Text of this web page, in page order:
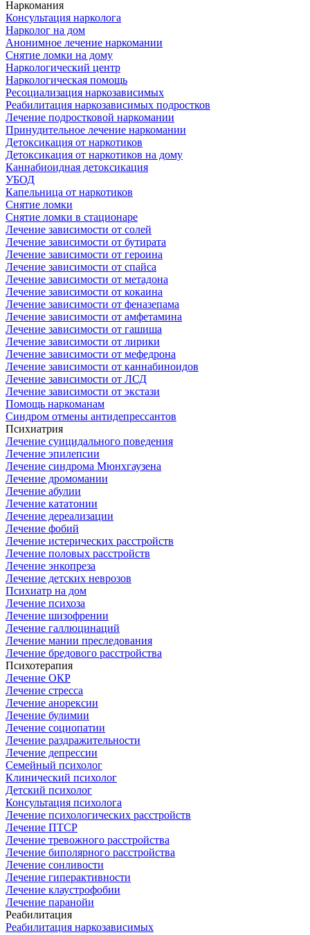
Наркомания
Консультация нарколога
Нарколог на дом
Анонимное лечение наркомании
Снятие ломки на дому
Наркологический центр
Наркологическая помощь
Ресоциализация наркозависимых
Реабилитация наркозависимых подростков
Лечение подростковой наркомании
Принудительное лечение наркомании
Детоксикация от наркотиков
Детоксикация от наркотиков на дому
Каннабиоидная детоксикация
УБОД
Капельница от наркотиков
Снятие ломки
Снятие ломки в стационаре
Лечение зависимости от солей
Лечение зависимости от бутирата
Лечение зависимости от героина
Лечение зависимости от спайса
Лечение зависимости от метадона
Лечение зависимости от кокаина
Лечение зависимости от феназепама
Лечение зависимости от амфетамина
Лечение зависимости от гашиша
Лечение зависимости от лирики
Лечение зависимости от мефедрона
Лечение зависимости от каннабиноидов
Лечение зависимости от ЛСД
Лечение зависимости от экстази
Помощь наркоманам
Синдром отмены антидепрессантов
Психиатрия
Лечение суицидального поведения
Лечение эпилепсии
Лечение синдрома Мюнхгаузена
Лечение дромомании
Лечение абулии
Лечение кататонии
Лечение дереализации
Лечение фобий
Лечение истерических расстройств
Лечение половых расстройств
Лечение энкопреза
Лечение детских неврозов
Психиатр на дом
Лечение психоза
Лечение шизофрении
Лечение галлюцинаций
Лечение мании преследования
Лечение бредового расстройства
Психотерапия
Лечение ОКР
Лечение стресса
Лечение анорексии
Лечение булимии
Лечение социопатии
Лечение раздражительности
Лечение депрессии
Семейный психолог
Клинический психолог
Детский психолог
Консультация психолога
Лечение психологических расстройств
Лечение ПТСР
Лечение тревожного расстройства
Лечение биполярного расстройства
Лечение сонливости
Лечение гиперактивности
Лечение клаустрофобии
Лечение паранойи
Реабилитация
Реабилитация наркозависимых